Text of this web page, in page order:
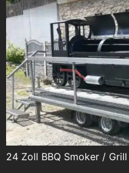
24 Zoll BBQ Smoker /